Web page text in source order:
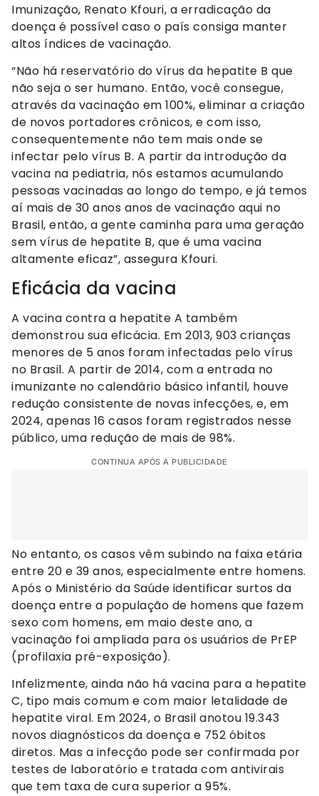
Imunização, Renato Kfouri, a erradicação da
doença é possível caso o país consiga manter
altos índices de vacinação.
“Não há reservatório do vírus da hepatite B que
não seja o ser humano. Então, você consegue,
através da vacinação em 100%, eliminar a criação
de novos portadores crônicos, e com isso,
consequentemente não tem mais onde se
infectar pelo vírus B. A partir da introdução da
vacina na pediatria, nós estamos acumulando
pessoas vacinadas ao longo do tempo, e já temos
aí mais de 30 anos anos de vacinação aqui no
Brasil, então, a gente caminha para uma geração
sem vírus de hepatite B, que é uma vacina
altamente eficaz”, assegura Kfouri.
Eficácia da vacina
A vacina contra a hepatite A também
demonstrou sua eficácia. Em 2013, 903 crianças
menores de 5 anos foram infectadas pelo vírus
no Brasil. A partir de 2014, com a entrada no
imunizante no calendário básico infantil, houve
redução consistente de novas infecções, e, em
2024, apenas 16 casos foram registrados nesse
público, uma redução de mais de 98%.
CONTINUA APÓS A PUBLICIDADE
No entanto, os casos vêm subindo na faixa etária
entre 20 e 39 anos, especialmente entre homens.
Após o Ministério da Saúde identificar surtos da
doença entre a população de homens que fazem
sexo com homens, em maio deste ano, a
vacinação foi ampliada para os usuários de PrEP
(profilaxia pré-exposição).
Infelizmente, ainda não há vacina para a hepatite
C, tipo mais comum e com maior letalidade de
hepatite viral. Em 2024, o Brasil anotou 19.343
novos diagnósticos da doença e 752 óbitos
diretos. Mas a infecção pode ser confirmada por
testes de laboratório e tratada com antivirais
que tem taxa de cura superior a 95%.